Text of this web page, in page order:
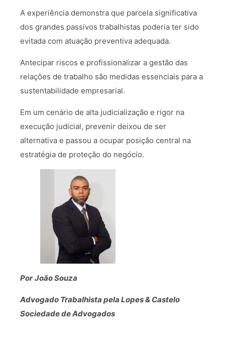
A experiência demonstra que parcela significativa
dos grandes passivos trabalhistas poderia ter sido
evitada com atuação preventiva adequada.
Antecipar riscos e profissionalizar a gestão das
relações de trabalho são medidas essenciais para a
sustentabilidade empresarial.
Em um cenário de alta judicialização e rigor na
execução judicial, prevenir deixou de ser
alternativa e passou a ocupar posição central na
estratégia de proteção do negócio.
Por João Souza
Advogado Trabalhista pela Lopes & Castelo
Sociedade de Advogados